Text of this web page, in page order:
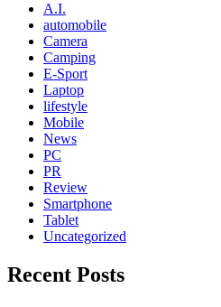
A.I.
automobile
Camera
Camping
E-Sport
Laptop
lifestyle
Mobile
News
PC
PR
Review
Smartphone
Tablet
Uncategorized
Recent Posts